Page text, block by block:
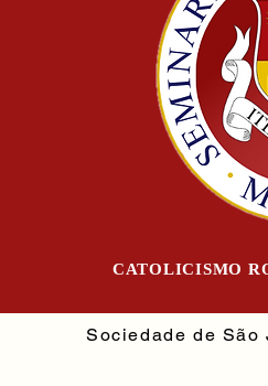
CATOLICISMO
Sociedade de São